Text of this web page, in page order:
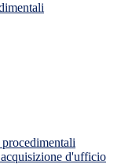
d'ufficio